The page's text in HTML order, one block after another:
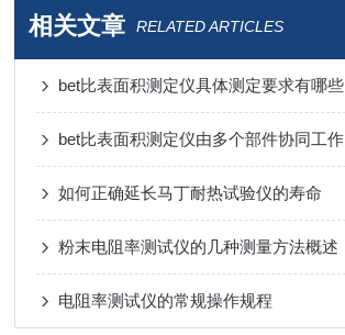
相关文章 RELATED ARTICLES
bet比表面积测定仪具体测定要求有哪些
bet比表面积测定仪由多个部件协同工作
如何正确延长马丁耐热试验仪的寿命
粉末电阻率测试仪的几种测量方法概述
电阻率测试仪的常规操作规程